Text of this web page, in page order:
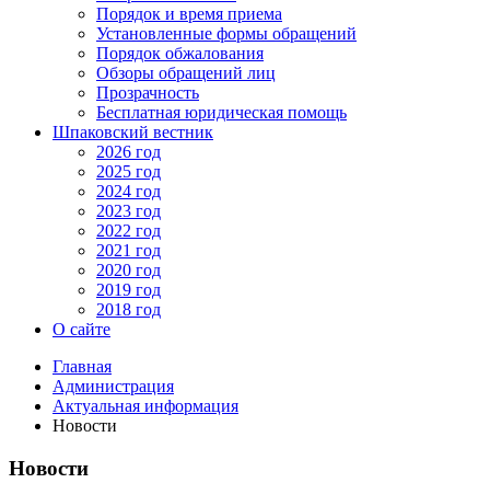
Порядок и время приема
Установленные формы обращений
Порядок обжалования
Обзоры обращений лиц
Прозрачность
Бесплатная юридическая помощь
Шпаковский вестник
2026 год
2025 год
2024 год
2023 год
2022 год
2021 год
2020 год
2019 год
2018 год
О сайте
Главная
Администрация
Актуальная информация
Новости
Новости